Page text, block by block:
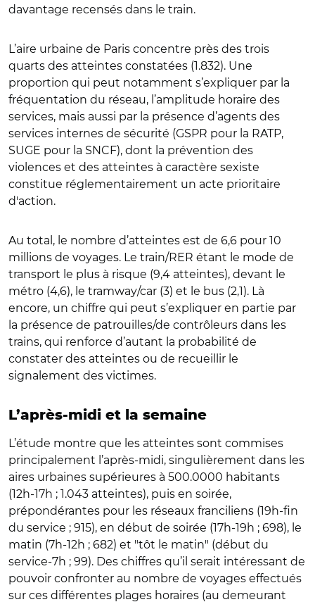
davantage recensés dans le train.
L’aire urbaine de Paris concentre près des trois
quarts des atteintes constatées (1.832). Une
proportion qui peut notamment s’expliquer par la
fréquentation du réseau, l’amplitude horaire des
services, mais aussi par la présence d’agents des
services internes de sécurité (GSPR pour la RATP,
SUGE pour la SNCF), dont la prévention des
violences et des atteintes à caractère sexiste
constitue réglementairement un acte prioritaire
d'action.
Au total, le nombre d’atteintes est de 6,6 pour 10
millions de voyages. Le train/RER étant le mode de
transport le plus à risque (9,4 atteintes), devant le
métro (4,6), le tramway/car (3) et le bus (2,1). Là
encore, un chiffre qui peut s’expliquer en partie par
la présence de patrouilles/de contrôleurs dans les
trains, qui renforce d’autant la probabilité de
constater des atteintes ou de recueillir le
signalement des victimes.
L’après-midi et la semaine
L’étude montre que les atteintes sont commises
principalement l’après-midi, singulièrement dans les
aires urbaines supérieures à 500.0000 habitants
(12h-17h ; 1.043 atteintes), puis en soirée,
prépondérantes pour les réseaux franciliens (19h-fin
du service ; 915), en début de soirée (17h-19h ; 698), le
matin (7h-12h ; 682) et "tôt le matin" (début du
service-7h ; 99). Des chiffres qu’il serait intéressant de
pouvoir confronter au nombre de voyages effectués
sur ces différentes plages horaires (au demeurant